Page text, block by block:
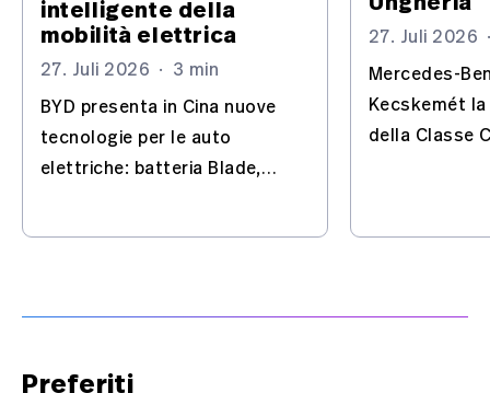
intelligente della
mobilità elettrica
27. Juli 2026 · 3 min
BYD presenta in Cina nuove
tecnologie per le auto
elettriche: batteria Blade,
27. Juli 2026
Mercedes-
Kecskemét
della Classe
Preferiti